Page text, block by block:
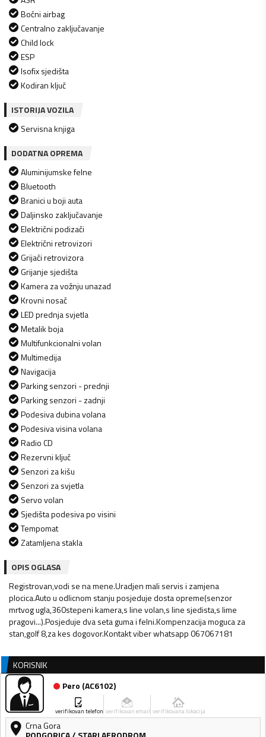
Bočni airbag
Centralno zaključavanje
Child lock
ESP
Isofix sjedišta
Kodiran ključ
ISTORIJA VOZILA
Servisna knjiga
DODATNA OPREMA
Aluminijumske felne
Bluetooth
Branici u boji auta
Daljinsko zaključavanje
Električni podizači
Električni retrovizori
Grijači retrovizora
Grijanje sjedišta
Kamera za vožnju unazad
Krovni nosač
LED prednja svjetla
Metalik boja
Multifunkcionalni volan
Multimedija
Navigacija
Parking senzori - prednji
Parking senzori - zadnji
Podesiva dubina volana
Podesiva visina volana
Radio CD
Rezervni ključ
Senzori za kišu
Senzori za svjetla
Servo volan
Sjedišta podesiva po visini
Tempomat
Zatamljena stakla
OPIS OGLASA
Registrovan,vodi se na mene.Uradjen mali servis i zamjena
plocica.Auto u odlicnom stanju posjeduje dosta opreme(senzor
mrtvog ugla,360stepeni kamera,s line volan,s line sjedista,s lime
pragovi...).Posjeduje dva seta guma i felni.Kompenzacija moguca za
stan,golf 8,za kes dogovor.Kontakt viber whatsapp 067067181
KORISNIK
Pero (AC6102)
verifikovan telefon verifikovan email verifikovana lokacija
Crna Gora